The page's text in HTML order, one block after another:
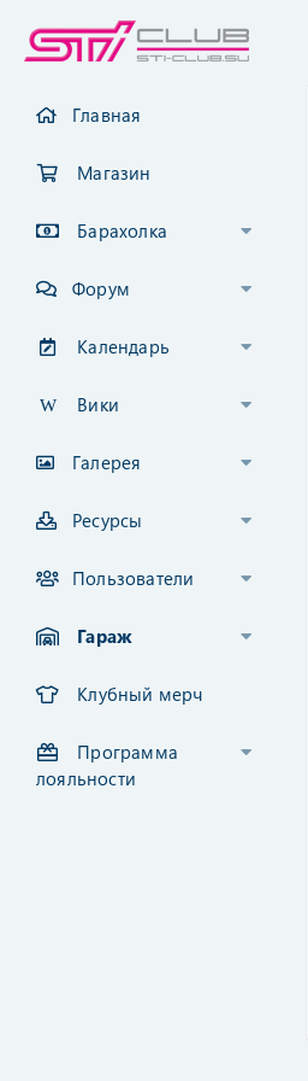
Главная
Магазин
Барахолка
Форум
Календарь
Вики
Галерея
Ресурсы
Пользователи
Гараж
Клубный мерч
Программа
лояльности